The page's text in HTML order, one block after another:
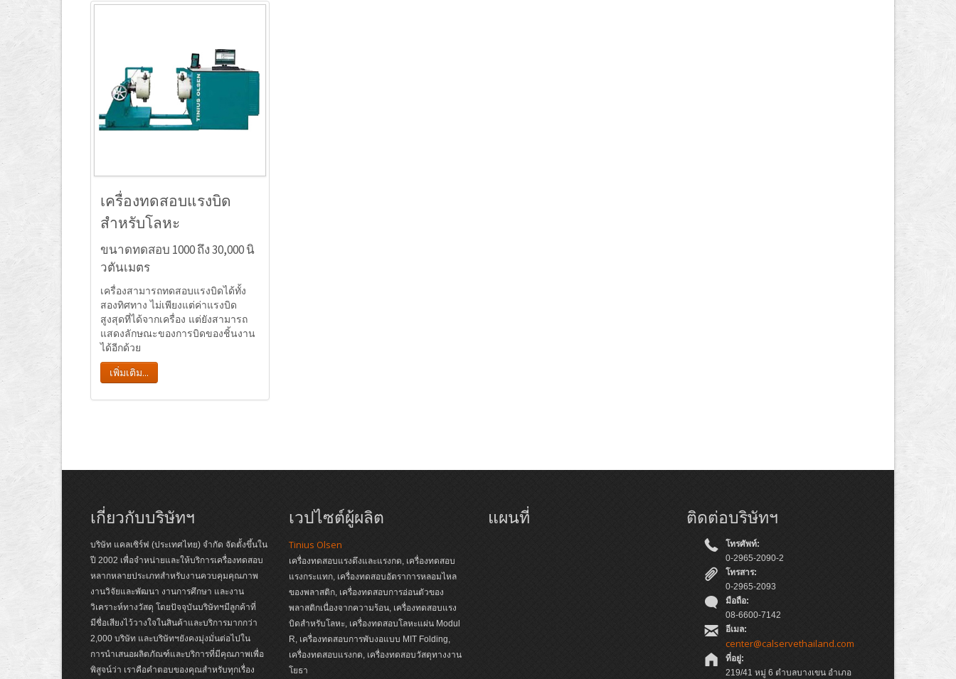
เครื่องทดสอบแรงบิด
สำหรับโลหะ
ขนาดทดสอบ 1000 ถึง 30,000 นิ
วตันเมตร
เครื่องสามารถทดสอบแรงบิดได้ทั้ง
สองทิศทาง ไม่เพียงแต่ค่าแรงบิด
สูงสุดที่ได้จากเครื่อง แต่ยังสามารถ
แสดงลักษณะของการบิดของชิ้นงาน
ได้อีกด้วย
เพิ่มเติม...
เกี่ยวกับบริษัทฯ
บริษัท แคลเซิร์ฟ (ประเทศไทย) จำกัด จัดตั้งขึ้นใน
ปี 2002 เพื่อจำหน่ายและให้บริการเครื่องทดสอบ
หลากหลายประเภทสำหรับงานควบคุมคุณภาพ
งานวิจัยและพัฒนา งานการศึกษา และงาน
วิเคราะห์ทางวัสดุ โดยปัจจุบันบริษัทฯมีลูกค้าที่
มีชื่อเสียงไว้วางใจในสินค้าและบริการมากกว่า
2,000 บริษัท และบริษัทฯยังคงมุ่งมั่นต่อไปใน
การนำเสนอผลิตภัณฑ์และบริการที่มีคุณภาพเพื่อ
พิสูจน์ว่า เราคือคำตอบของคุณสำหรับทุกเรื่อง
เวปไซต์ผู้ผลิต
Tinius Olsen
เครื่องทดสอบแรงดึงและแรงกด, เครื่องทดสอบ
แรงกระแทก, เครื่องทดสอบอัตราการหลอมไหล
ของพลาสติก, เครื่องทดสอบการอ่อนตัวของ
พลาสติกเนื่องจากความร้อน, เครื่องทดสอบแรง
บิดสำหรับโลหะ, เครื่องทดสอบโลหะแผ่น Modul
R, เครื่องทดสอบการพับงอแบบ MIT Folding,
เครื่องทดสอบแรงกด, เครื่องทดสอบวัสดุทางงาน
โยธา
แผนที่ ติดต่อบริษัทฯ
โทรศัพท์:
0-2965-2090-2
โทรสาร:
0-2965-2093
มือถือ:
08-6600-7142
อีเมล:
center@calservethailand.com
ที่อยู่:
219/41 หมู่ 6 ตำบลบางเขน อำเภอ